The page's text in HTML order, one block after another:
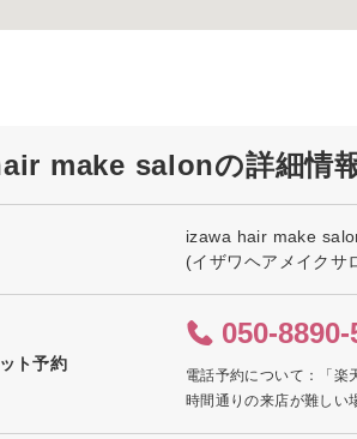
make salonの詳細情
izawa hair make
(イザワヘアメイクサ
ト予約
050-8890-
電話予約について：「楽
時間通りの来店が難しい